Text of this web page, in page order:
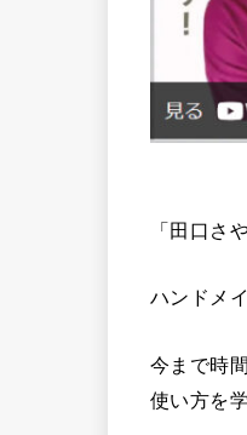
「田口さ
ハンドメ
今まで時
使い方を